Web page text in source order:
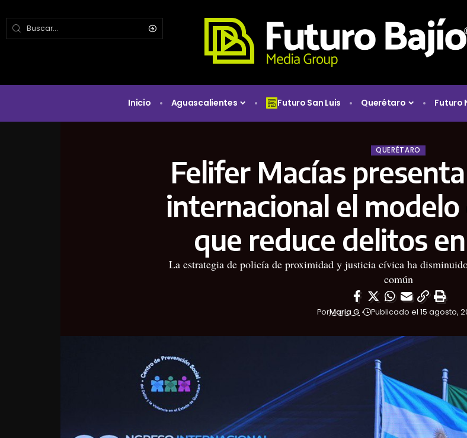
Inicio Aguascalientes Futuro San Luis Querétaro Futuro
QUERÉTARO
Felifer Macías
internacional el
que reduce delitos
La estrategia de policía de proximidad y justicia cívica ha
común
PorMaria G Publicado el 15 agosto,